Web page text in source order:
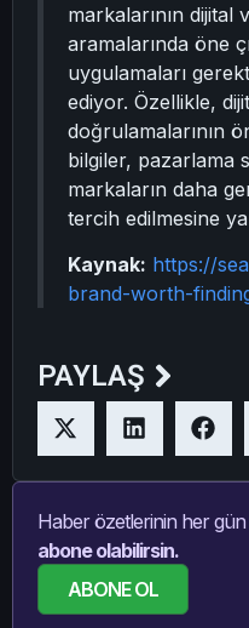
markalarının dijital
aramalarında öne
uygulamaları
ediyor. Özellikle,
doğrulamalarının
bilgiler, pazarlama
markaların daha
tercih edilmesine
Kaynak: https://
brand-worth-
PAYLAŞ
Haber özetlerinin her
abone olabilirsin.
ABONE OL